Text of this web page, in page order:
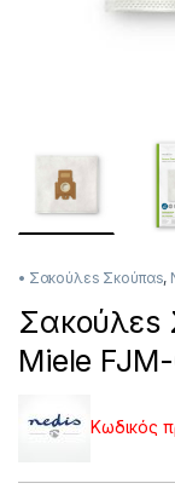
• Σακούλεs Σκούπαs,
Σακούλεs
Miele
Κωδικός